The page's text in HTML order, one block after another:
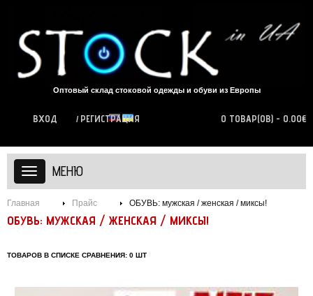
Оптовый склад стоковой одежды и обуви из Европы
0 ТОВАР(ОВ) - 0.00€
ВХОД РЕГИСТРАЦИЯ
МЕНЮ
Главная Прайс ОБУВЬ: мужская / женская / миксы!
ОБУВЬ: МУЖСКАЯ / ЖЕНСКАЯ / МИКСЫ!
ТОВАРОВ В СПИСКЕ СРАВНЕНИЯ: 0 ШТ